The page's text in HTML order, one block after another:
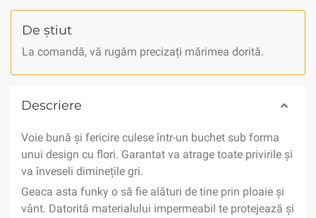
De știut
La comandă, vă rugăm precizați mărimea dorită.
Descriere
Voie bună și fericire culese într-un buchet sub forma
unui design cu flori. Garantat va atrage toate privirile și
va înveseli diminețile gri.
Geaca asta funky o să fie alături de tine prin ploaie și
vânt. Datorită materialului impermeabil te protejează și